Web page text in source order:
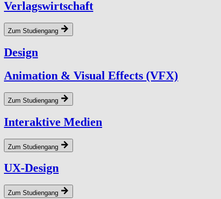
Verlagswirtschaft
Zum Studiengang
Design
Animation & Visual Effects (VFX)
Zum Studiengang
Interaktive Medien
Zum Studiengang
UX-Design
Zum Studiengang